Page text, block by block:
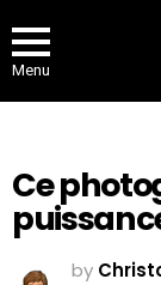
Menu
Ce
by